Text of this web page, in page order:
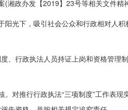
(湘政办发【2019】23号等相关文件精
阳光下，吸引社会公众和行政相对人
、行政执法人员持证上岗和资格管理
。对推行行政执法“三项制度”工作表现